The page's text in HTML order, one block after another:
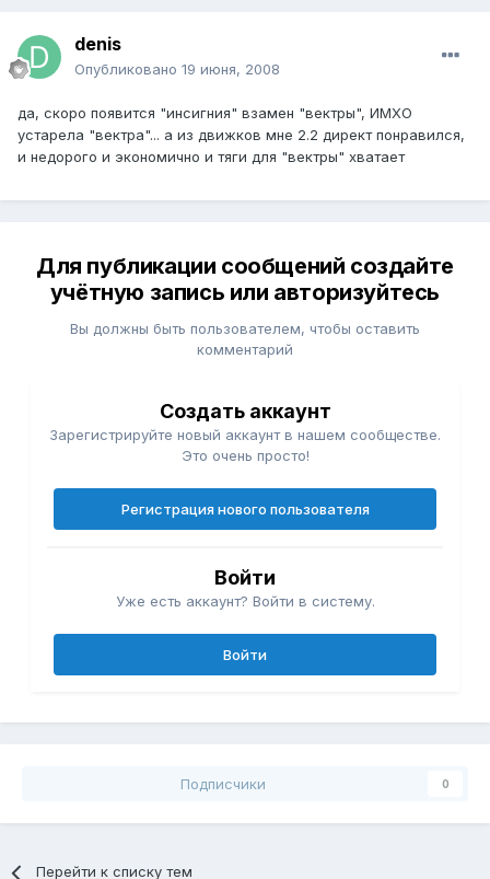
denis
Опубликовано 19 июня, 2008
да, скоро появится "инсигния" взамен "вектры", ИМХО
устарела "вектра"... а из движков мне 2.2 директ понравился,
и недорого и экономично и тяги для "вектры" хватает
Для публикации сообщений создайте
учётную запись или авторизуйтесь
Вы должны быть пользователем, чтобы оставить
комментарий
Создать аккаунт
Зарегистрируйте новый аккаунт в нашем сообществе.
Это очень просто!
Регистрация нового пользователя
Войти
Уже есть аккаунт? Войти в систему.
Войти
Подписчики 0
Перейти к списку тем